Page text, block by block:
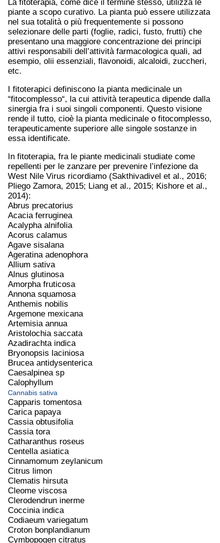
La fitoterapia, come dice il termine stesso, utilizza le
piante a scopo curativo. La pianta può essere utilizzata
nel sua totalità o più frequentemente si possono
selezionare delle parti (foglie, radici, fusto, frutti) che
presentano una maggiore concentrazione dei principi
attivi responsabili dell’attività farmacologica quali, ad
esempio, olii essenziali, flavonoidi, alcaloidi, zuccheri,
etc.
I fitoterapici definiscono la pianta medicinale un
“fitocomplesso“, la cui attività terapeutica dipende dalla
sinergia fra i suoi singoli componenti. Questo visione
rende il tutto, cioè la pianta medicinale o fitocomplesso,
terapeuticamente superiore alle singole sostanze in
essa identificate.
In fitoterapia, fra le piante medicinali studiate come
repellenti per le zanzare per prevenire l’infezione da
West Nile Virus ricordiamo (Sakthivadivel et al., 2016;
Pliego Zamora, 2015; Liang et al., 2015; Kishore et al.,
2014):
Abrus precatorius
Acacia ferruginea
Acalypha alnifolia
Acorus calamus
Agave sisalana
Ageratina adenophora
Allium sativa
Alnus glutinosa
Amorpha fruticosa
Annona squamosa
Anthemis nobilis
Argemone mexicana
Artemisia annua
Aristolochia saccata
Azadirachta indica
Bryonopsis laciniosa
Brucea antidysenterica
Caesalpinea sp
Calophyllum
Cannabis sativa
Capparis tomentosa
Carica papaya
Cassia obtusifolia
Cassia tora
Catharanthus roseus
Centella asiatica
Cinnamomum zeylanicum
Citrus limon
Clematis hirsuta
Cleome viscosa
Clerodendrun inerme
Coccinia indica
Codiaeum variegatum
Croton bonplandianum
Cymbopogen citratus